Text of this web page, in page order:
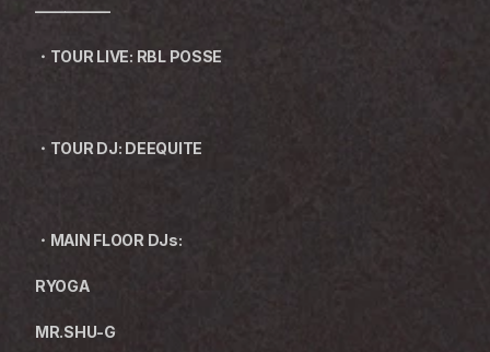
—————
・TOUR LIVE: RBL POSSE
・TOUR DJ: DEEQUITE
・MAIN FLOOR DJs:
RYOGA
MR.SHU-G